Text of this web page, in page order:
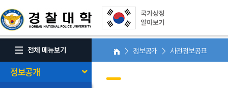
정보공개
> 정보공개 > 사전정보공표